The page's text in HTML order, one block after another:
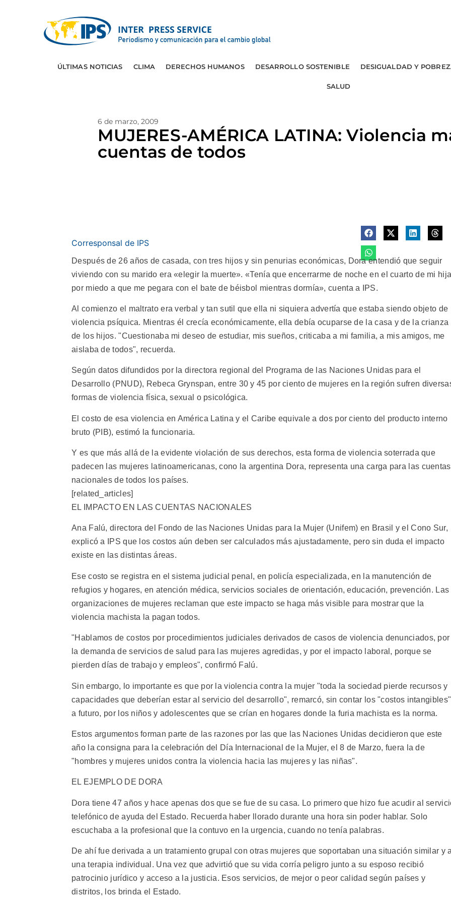
ÚLTIMAS NOTICIAS CLIMA DERECHOS HUMANOS DESARROLLO SOSTENIBLE DESIGUALDAD Y
SALUD
6 de marzo, 2009
MUJERES-AMÉRICA LATINA: Violencia
cuentas de todos
Corresponsal de IPS
Después de 26 años de casada, con tres hijos y sin penurias económicas, Dora entendió que seguir
viviendo con su marido era «elegir la muerte». «Tenía que encerrarme de noche en el cuarto de mi
por miedo a que me pegara con el bate de béisbol mientras dormía», cuenta a IPS.
Al comienzo el maltrato era verbal y tan sutil que ella ni siquiera advertía que estaba siendo objeto de
violencia psíquica. Mientras él crecía económicamente, ella debía ocuparse de la casa y de la crianza
de los hijos. "Cuestionaba mi deseo de estudiar, mis sueños, criticaba a mi familia, a mis amigos, me
aislaba de todos", recuerda.
Según datos difundidos por la directora regional del Programa de las Naciones Unidas para el
Desarrollo (PNUD), Rebeca Grynspan, entre 30 y 45 por ciento de mujeres en la región sufren
formas de violencia física, sexual o psicológica.
El costo de esa violencia en América Latina y el Caribe equivale a dos por ciento del producto interno
bruto (PIB), estimó la funcionaria.
Y es que más allá de la evidente violación de sus derechos, esta forma de violencia soterrada que
padecen las mujeres latinoamericanas, cono la argentina Dora, representa una carga para las cuentas
nacionales de todos los países.
[related_articles]
EL IMPACTO EN LAS CUENTAS NACIONALES
Ana Falú, directora del Fondo de las Naciones Unidas para la Mujer (Unifem) en Brasil y el Cono Sur,
explicó a IPS que los costos aún deben ser calculados más ajustadamente, pero sin duda el impacto
existe en las distintas áreas.
Ese costo se registra en el sistema judicial penal, en policía especializada, en la manutención de
refugios y hogares, en atención médica, servicios sociales de orientación, educación, prevención. Las
organizaciones de mujeres reclaman que este impacto se haga más visible para mostrar que la
violencia machista la pagan todos.
"Hablamos de costos por procedimientos judiciales derivados de casos de violencia denunciados, por
la demanda de servicios de salud para las mujeres agredidas, y por el impacto laboral, porque se
pierden días de trabajo y empleos", confirmó Falú.
Sin embargo, lo importante es que por la violencia contra la mujer "toda la sociedad pierde recursos y
capacidades que deberían estar al servicio del desarrollo", remarcó, sin contar los "costos intangibles"
a futuro, por los niños y adolescentes que se crían en hogares donde la furia machista es la norma.
Estos argumentos forman parte de las razones por las que las Naciones Unidas decidieron que este
año la consigna para la celebración del Día Internacional de la Mujer, el 8 de Marzo, fuera la de
"hombres y mujeres unidos contra la violencia hacia las mujeres y las niñas".
EL EJEMPLO DE DORA
Dora tiene 47 años y hace apenas dos que se fue de su casa. Lo primero que hizo fue acudir al
telefónico de ayuda del Estado. Recuerda haber llorado durante una hora sin poder hablar. Solo
escuchaba a la profesional que la contuvo en la urgencia, cuando no tenía palabras.
De ahí fue derivada a un tratamiento grupal con otras mujeres que soportaban una situación similar y
una terapia individual. Una vez que advirtió que su vida corría peligro junto a su esposo recibió
patrocinio jurídico y acceso a la justicia. Esos servicios, de mejor o peor calidad según países y
distritos, los brinda el Estado.